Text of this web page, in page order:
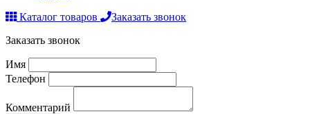
Каталог товаров
Заказать звонок
Заказать звонок
Имя
Телефон
Комментарий